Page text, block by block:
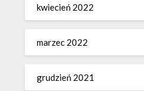
kwiecień 2022
marzec 2022
grudzień 2021